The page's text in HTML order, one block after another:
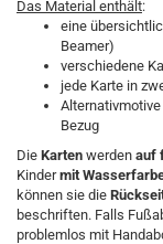
Das Material enthält:
eine
Beamer)
verschiedene
jede Karte in
Bezug
Die Karten werden auf
Kindermit
können sie die
beschriften. Falls
problemlos mit